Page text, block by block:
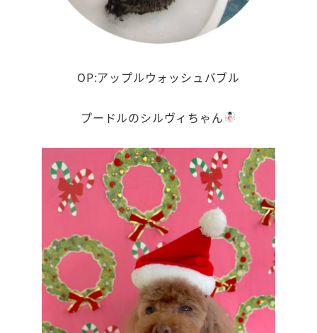
OP:アップルウォッシュバブル
プードルのシルヴィちゃん